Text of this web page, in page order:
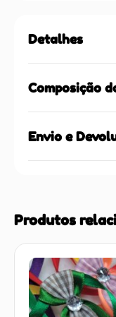
Detalhes
Composição
Envio e
Produtos